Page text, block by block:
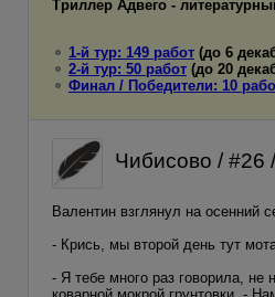
Триллер Адвего -
1-й тур: 149 работ (до 6
2-й тур: 50 работ (до 20
Финал / Победители: 10
Чибисово / #26
Валентин взглянул на осенний
- Крись, мы второй день тут
- Я тебе много раз говорила, не
коварной мокрой грунтовки. -